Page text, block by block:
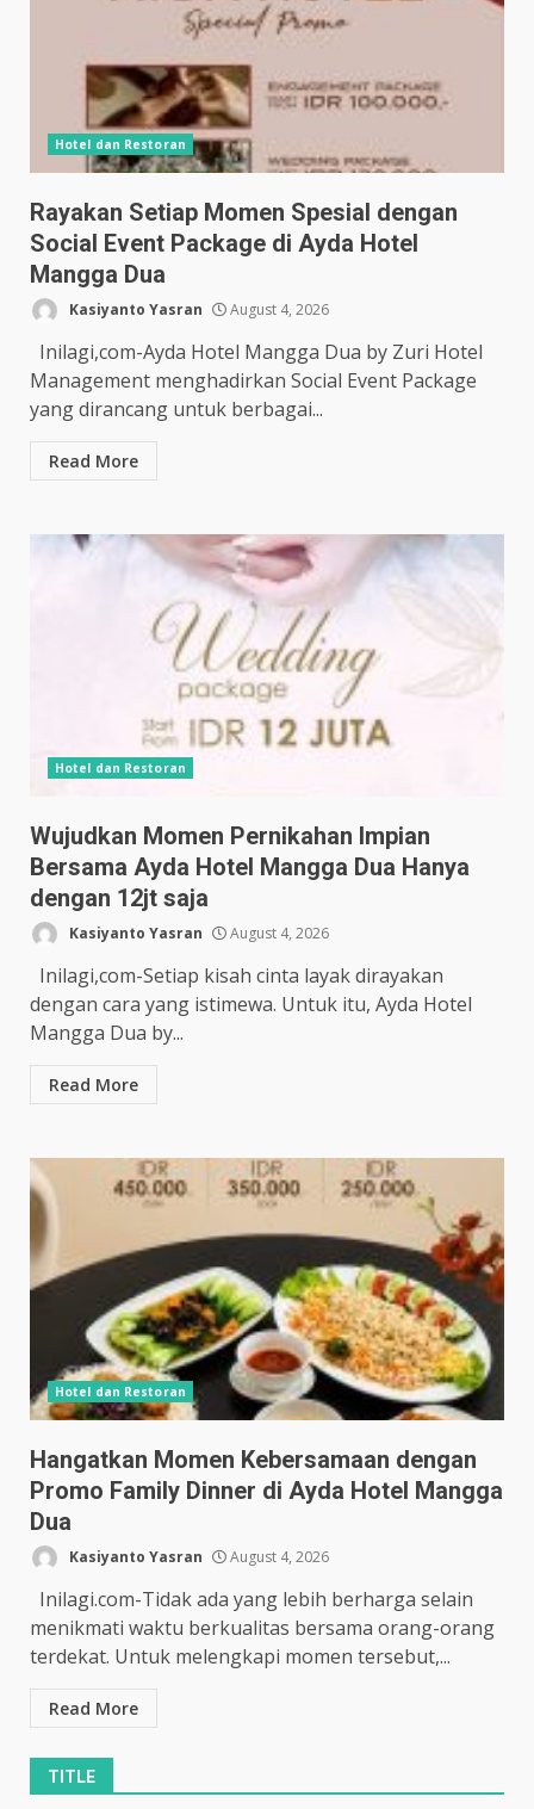
Hotel dan Restoran
Rayakan Setiap Momen Spesial dengan
Social Event Package di Ayda Hotel
Mangga Dua
Kasiyanto Yasran August 4, 2026
Inilagi,com-Ayda Hotel Mangga Dua by Zuri Hotel
Management menghadirkan Social Event Package
yang dirancang untuk berbagai...
Read More
Hotel dan Restoran
Wujudkan Momen Pernikahan Impian
Bersama Ayda Hotel Mangga Dua Hanya
dengan 12jt saja
Kasiyanto Yasran August 4, 2026
Inilagi,com-Setiap kisah cinta layak dirayakan
dengan cara yang istimewa. Untuk itu, Ayda Hotel
Mangga Dua by...
Read More
Hotel dan Restoran
Hangatkan Momen Kebersamaan dengan
Promo Family Dinner di Ayda Hotel Mangga
Dua
Kasiyanto Yasran August 4, 2026
Inilagi.com-Tidak ada yang lebih berharga selain
menikmati waktu berkualitas bersama orang-orang
terdekat. Untuk melengkapi momen tersebut,...
Read More
TITLE